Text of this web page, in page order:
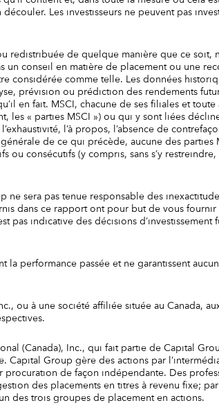
Les investisseurs ne peuvent pas
redistribuée de quelque manière que ce soit,
un conseil en matière de placement ou une
considérée comme telle. Les données
prévision ou prédiction des rendements
en fait. MSCI, chacune de ses filiales et
les « parties MSCI ») ou qui y sont liées
l’à propos, l’absence de
de ce qui précède, aucune des parties
consécutifs (y compris, sans s’y
ne sera pas tenue responsable des
dans ce rapport ont pour but de vous
indicative des décisions d’investissement
la performance passée et ne garantissent
ou à une société affiliée située au Canada,
(Canada), Inc., qui fait partie de Capital
Capital Group gère des actions par
de façon indépendante. Des
des placements en titres à revenu fixe;
des trois groupes de placement en actions.